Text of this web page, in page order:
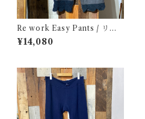
Re work Easy Pants / リワ
ーク イージー パンツ クロシェ
& 刺繍入り
¥14,080